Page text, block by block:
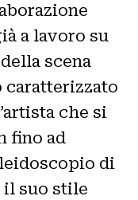
a lavoro su
scena
caratterizzato
che si
fino ad
di
il suo stile